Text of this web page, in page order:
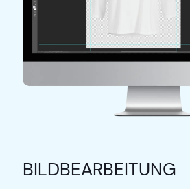
BILDBEARBEITUNG